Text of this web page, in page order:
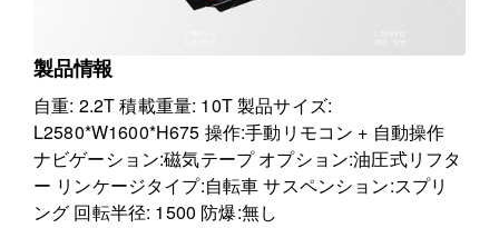
製品情報
自重: 2.2T積載重量: 10T製品サイズ:
L2580*W1600*H675 操作:手動リモコン + 自動操作
ナビゲーション:磁気テープオプション:油圧式リフタ
ー リンケージタイプ:自転車サスペンション:スプリ
ング 回転半径: 1500 防爆:無し